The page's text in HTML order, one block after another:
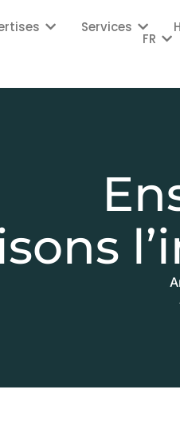
Services
FR